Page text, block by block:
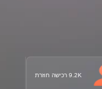
9.2K רכישה חוזרת